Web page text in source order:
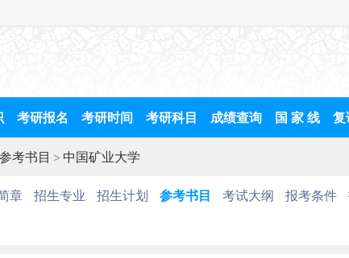
考研报名 考研时间 考研科目 成绩查询 国 家 线 复
参考书目 > 中国矿业大学
章 招生专业 招生计划 参考书目 考试大纲 报考条件